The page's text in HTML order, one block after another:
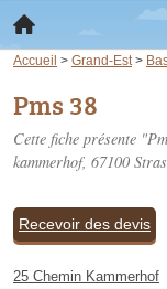
Accueil > Grand-Est >
Pms 38
Cette fiche présente
kammerhof, 67100
Recevoir des devis
25 Chemin Kammerhof